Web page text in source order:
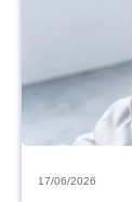
17/06/2026